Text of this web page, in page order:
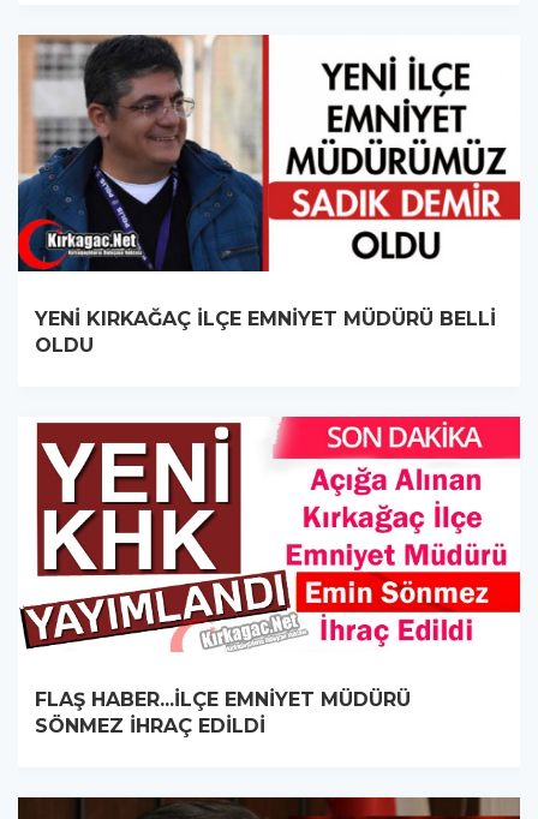
YENİ KIRKAĞAÇ İLÇE EMNİYET MÜDÜRÜ BELLİ
OLDU
FLAŞ HABER...İLÇE EMNİYET MÜDÜRÜ
SÖNMEZ İHRAÇ EDİLDİ